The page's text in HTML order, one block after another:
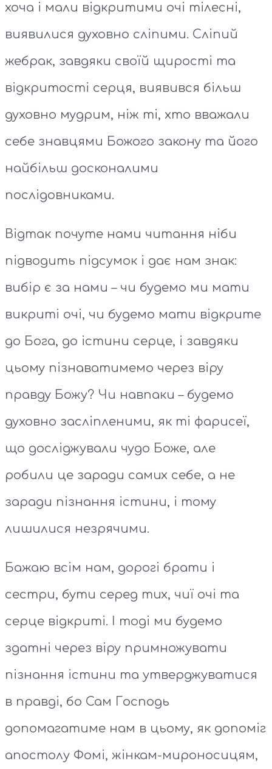
хоча і мали відкритими очі тілесні,
виявилися духовно сліпими. Сліпий
жебрак, завдяки своїй щирості та
відкритості серця, виявився більш
духовно мудрим, ніж ті, хто вважали
себе знавцями Божого закону та його
найбільш досконалими
послідовниками.
Відтак почуте нами читання ніби
підводить підсумок і дає нам знак:
вибір є за нами – чи будемо ми мати
викриті очі, чи будемо мати відкрите
до Бога, до істини серце, і завдяки
цьому пізнаватимемо через віру
правду Божу? Чи навпаки – будемо
духовно засліпленими, як ті фарисеї,
що досліджували чудо Боже, але
робили це заради самих себе, а не
заради пізнання істини, і тому
лишилися незрячими.
Бажаю всім нам, дорогі брати і
сестри, бути серед тих, чиї очі та
серце відкриті. І тоді ми будемо
здатні через віру примножувати
пізнання істини та утверджуватися
в правді, бо Сам Господь
допомагатиме нам в цьому, як допоміг
апостолу Фомі, жінкам-мироносицям,